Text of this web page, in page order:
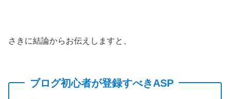
さきに結論からお伝えしますと、
ブログ初心者が登録すべきASP